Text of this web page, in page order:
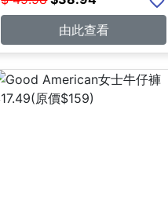
由此查看